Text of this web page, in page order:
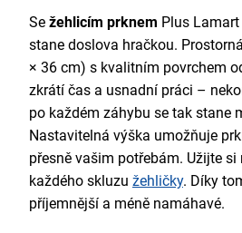
Se žehlicím prknem Plus
stane doslova hračkou. Prostorná
× 36 cm) s kvalitním povrchem
zkrátí čas a usnadní práci –
po každém záhybu se tak stane
Nastavitelná výška umožňuje
přesně vašim potřebám. Užijte
každého skluzu žehličky. Díky
příjemnější a méně namáhavé.